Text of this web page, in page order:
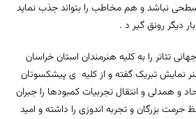
سطحی نباشد و هم مخاطب را بتواند جذب نماید
دیگر رونق گیر د .
تئاتر را به کلیه هنرمندان استان خراسان
نمایش تبریک گفته و از کلیه ی پیشکسوتان
و همدلی و انتقال تجربیات کمبودها را جبران
حرمت بزرگان و تجربه اندوزی را داشته و امید